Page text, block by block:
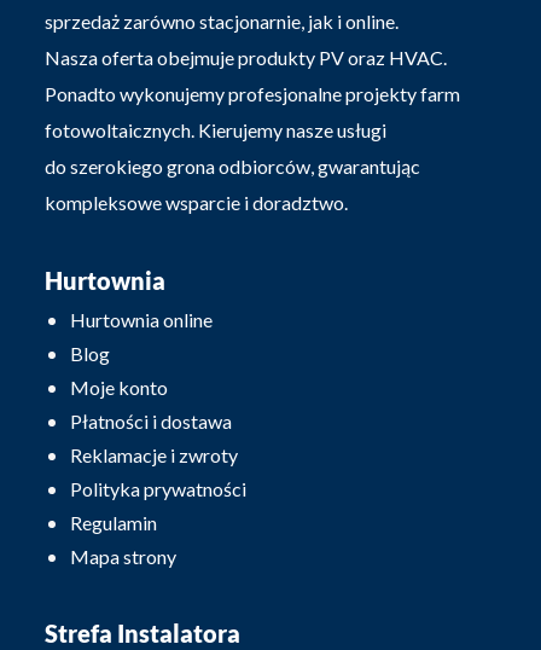
sprzedaż zarówno stacjonarnie, jak i online.
Nasza oferta obejmuje produkty PV oraz HVAC.
Ponadto wykonujemy profesjonalne projekty farm
fotowoltaicznych. Kierujemy nasze usługi
do szerokiego grona odbiorców, gwarantując
kompleksowe wsparcie i doradztwo.
Hurtownia
Hurtownia online
Blog
Moje konto
Płatności i dostawa
Reklamacje i zwroty
Polityka prywatności
Regulamin
Mapa strony
Strefa Instalatora